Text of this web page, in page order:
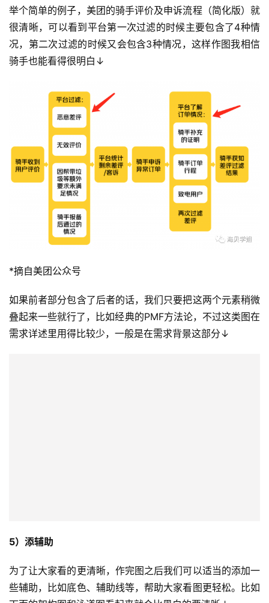
举个简单的例子，美团的骑手评价及申诉流程（简化版）就
很清晰，可以看到平台第一次过滤的时候主要包含了4种情
况，第二次过滤的时候又会包含3种情况，这样作图我相信
骑手也能看得很明白↓
*摘自美团公众号
如果前者部分包含了后者的话，我们只要把这两个元素稍微
叠起来一些就行了，比如经典的PMF方法论，不过这类图在
需求详述里用得比较少，一般是在需求背景这部分↓
5）添辅助
为了让大家看的更清晰，作完图之后我们可以适当的添加一